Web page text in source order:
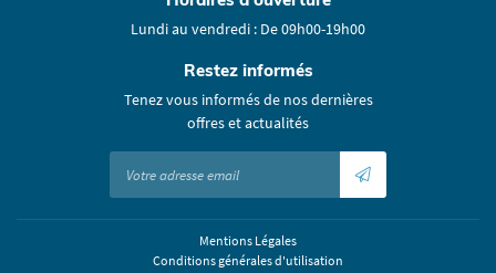
Lundi au vendredi : De 09h00-19h00
Restez informés
Tenez vous informés de nos dernières
offres et actualités
Mentions Légales
Conditions générales d'utilisation